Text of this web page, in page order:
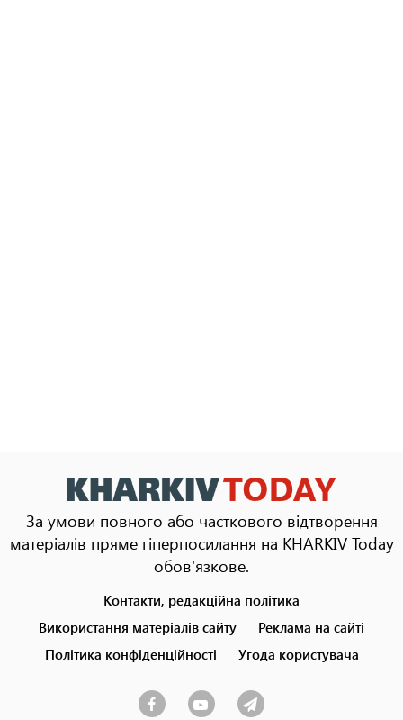
За умови повного або часткового відтворення
матеріалів пряме гіперпосилання на KHARKIV Today
обов'язкове.
menu
Контакти, редакційна політика
Використання матеріалів сайту
Реклама на сайті
Політика конфіденційності
Угода користувача